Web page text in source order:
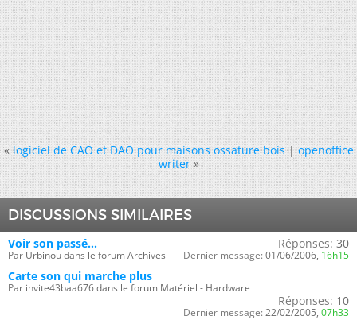
« logiciel de CAO et DAO pour maisons ossature bois|openoffice
writer »
DISCUSSIONS SIMILAIRES
Voir son passé...
Par Urbinou dans le forum Archives
Réponses: 30
Dernier message: 01/06/2006, 16h15
Carte son qui marche plus
Par invite43baa676 dans le forum Matériel - Hardware
Réponses: 10
Dernier message: 22/02/2005, 07h33